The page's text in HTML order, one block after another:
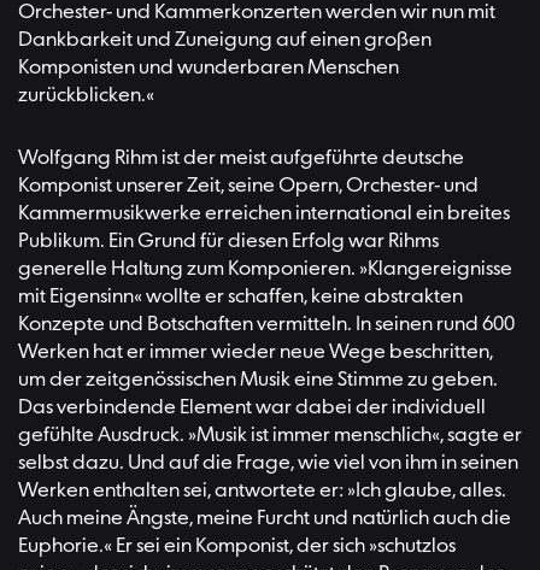
Orchester- und Kammerkonzerten werden wir nun mit
Dankbarkeit und Zuneigung auf einen großen
Komponisten und wunderbaren Menschen
zurückblicken.«
Wolfgang Rihm ist der meist aufgeführte deutsche
Komponist unserer Zeit, seine Opern, Orchester- und
Kammermusikwerke erreichen international ein breites
Publikum. Ein Grund für diesen Erfolg war Rihms
generelle Haltung zum Komponieren. »Klangereignisse
mit Eigensinn« wollte er schaffen, keine abstrakten
Konzepte und Botschaften vermitteln. In seinen rund 600
Werken hat er immer wieder neue Wege beschritten,
um der zeitgenössischen Musik eine Stimme zu geben.
Das verbindende Element war dabei der individuell
gefühlte Ausdruck. »Musik ist immer menschlich«, sagte er
selbst dazu. Und auf die Frage, wie viel von ihm in seinen
Werken enthalten sei, antwortete er: »Ich glaube, alles.
Auch meine Ängste, meine Furcht und natürlich auch die
Euphorie.« Er sei ein Komponist, der sich »schutzlos